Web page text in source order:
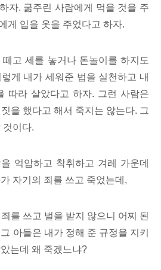
자. 굶주린 사람에게 먹을 것을 주
게 입을 옷을 주었다고 하자.
고 세를 놓거나 돈놀이를 하지도
게 내가 세워준 법을 실천하고 내
따라 살았다고 하자. 그런 사람은
을 했다고 해서 죽지는 않는다. 그
것이다.
억압하고 착취하고 겨레 가운데
자기의 죄를 쓰고 죽었는데,
를 쓰고 벌을 받지 않으니 어찌 된
아들은 내가 정해 준 규정을 지키
는데 왜 죽겠느냐?